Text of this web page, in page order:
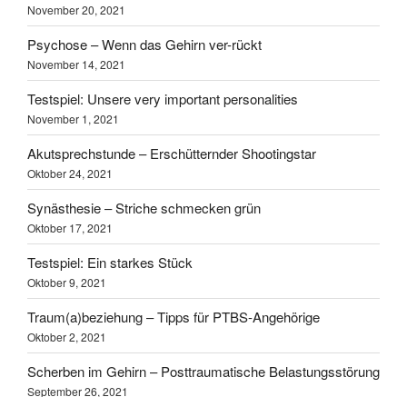
November 20, 2021
Psychose – Wenn das Gehirn ver-rückt
November 14, 2021
Testspiel: Unsere very important personalities
November 1, 2021
Akutsprechstunde – Erschütternder Shootingstar
Oktober 24, 2021
Synästhesie – Striche schmecken grün
Oktober 17, 2021
Testspiel: Ein starkes Stück
Oktober 9, 2021
Traum(a)beziehung – Tipps für PTBS-Angehörige
Oktober 2, 2021
Scherben im Gehirn – Posttraumatische Belastungsstörung
September 26, 2021